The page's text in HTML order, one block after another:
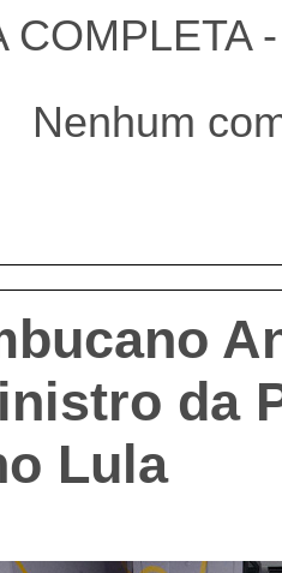
COMPLETA
Nenhum
da
Lula